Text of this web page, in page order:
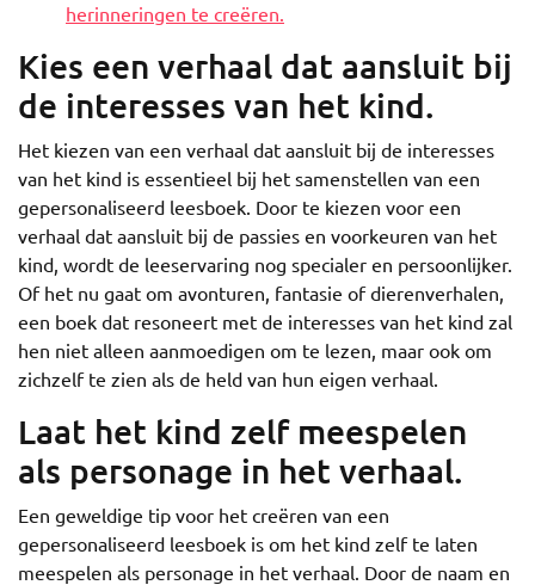
herinneringen te creëren.
Kies een verhaal dat aansluit bij
de interesses van het kind.
Het kiezen van een verhaal dat aansluit bij de interesses
van het kind is essentieel bij het samenstellen van een
gepersonaliseerd leesboek. Door te kiezen voor een
verhaal dat aansluit bij de passies en voorkeuren van het
kind, wordt de leeservaring nog specialer en persoonlijker.
Of het nu gaat om avonturen, fantasie of dierenverhalen,
een boek dat resoneert met de interesses van het kind zal
hen niet alleen aanmoedigen om te lezen, maar ook om
zichzelf te zien als de held van hun eigen verhaal.
Laat het kind zelf meespelen
als personage in het verhaal.
Een geweldige tip voor het creëren van een
gepersonaliseerd leesboek is om het kind zelf te laten
meespelen als personage in het verhaal. Door de naam en